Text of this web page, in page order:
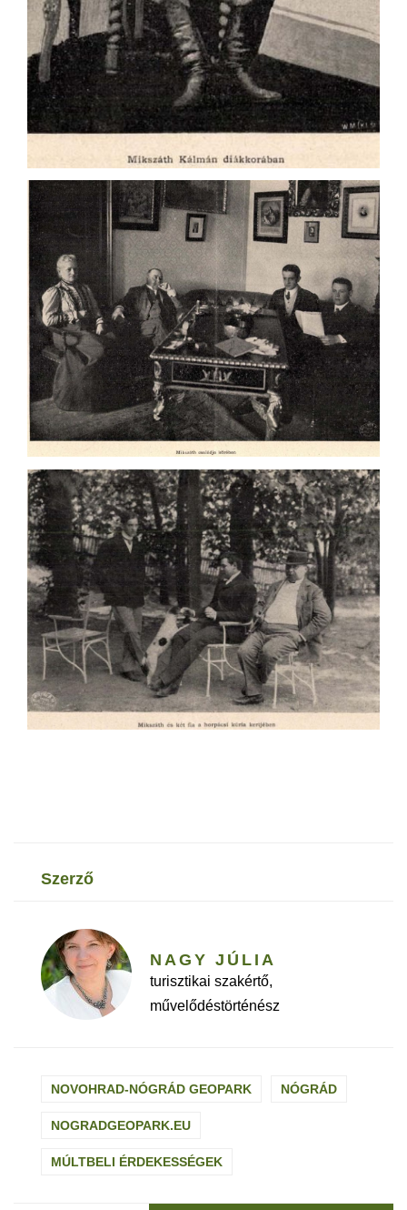
szerző
NAGY JÚLIA
turisztikai szakértő,
művelődéstörténész
NOVOHRAD-NÓGRÁD GEOPARK NÓGRÁD
NOGRADGEOPARK.EU
MÚLTBELI ÉRDEKESSÉGEK